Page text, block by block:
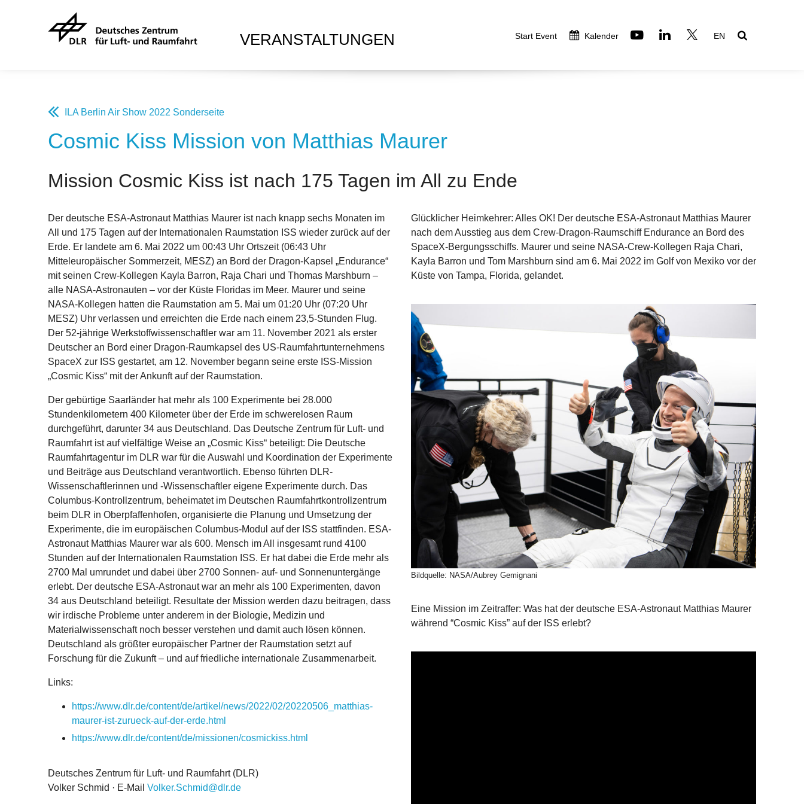
VERANSTALTUNGEN Start Event Kalender EN
ILA Berlin Air Show 2022 Sonderseite
Cosmic Kiss Mission von Matthias Maurer
Mission Cosmic Kiss ist nach 175 Tagen im All zu Ende
Der deutsche ESA-Astronaut Matthias Maurer ist nach knapp sechs Monaten im
All und 175 Tagen auf der Internationalen Raumstation ISS wieder zurück auf der
Erde. Er landete am 6. Mai 2022 um 00:43 Uhr Ortszeit (06:43 Uhr
Mitteleuropäischer Sommerzeit, MESZ) an Bord der Dragon-Kapsel „Endurance“
mit seinen Crew-Kollegen Kayla Barron, Raja Chari und Thomas Marshburn –
alle NASA-Astronauten – vor der Küste Floridas im Meer. Maurer und seine
NASA-Kollegen hatten die Raumstation am 5. Mai um 01:20 Uhr (07:20 Uhr
MESZ) Uhr verlassen und erreichten die Erde nach einem 23,5-Stunden Flug.
Der 52-jährige Werkstoffwissenschaftler war am 11. November 2021 als erster
Deutscher an Bord einer Dragon-Raumkapsel des US-Raumfahrtunternehmens
SpaceX zur ISS gestartet, am 12. November begann seine erste ISS-Mission
„Cosmic Kiss“ mit der Ankunft auf der Raumstation.
Der gebürtige Saarländer hat mehr als 100 Experimente bei 28.000
Stundenkilometern 400 Kilometer über der Erde im schwerelosen Raum
durchgeführt, darunter 34 aus Deutschland. Das Deutsche Zentrum für Luft- und
Raumfahrt ist auf vielfältige Weise an „Cosmic Kiss“ beteiligt: Die Deutsche
Raumfahrtagentur im DLR war für die Auswahl und Koordination der Experimente
und Beiträge aus Deutschland verantwortlich. Ebenso führten DLR-
Wissenschaftlerinnen und -Wissenschaftler eigene Experimente durch. Das
Columbus-Kontrollzentrum, beheimatet im Deutschen Raumfahrtkontrollzentrum
beim DLR in Oberpfaffenhofen, organisierte die Planung und Umsetzung der
Experimente, die im europäischen Columbus-Modul auf der ISS stattfinden. ESA-
Astronaut Matthias Maurer war als 600. Mensch im All insgesamt rund 4100
Stunden auf der Internationalen Raumstation ISS. Er hat dabei die Erde mehr als
2700 Mal umrundet und dabei über 2700 Sonnen- auf- und Sonnenuntergänge
erlebt. Der deutsche ESA-Astronaut war an mehr als 100 Experimenten, davon
34 aus Deutschland beteiligt. Resultate der Mission werden dazu beitragen, dass
wir irdische Probleme unter anderem in der Biologie, Medizin und
Materialwissenschaft noch besser verstehen und damit auch lösen können.
Deutschland als größter europäischer Partner der Raumstation setzt auf
Forschung für die Zukunft – und auf friedliche internationale Zusammenarbeit.
Links:
https://www.dlr.de/content/de/artikel/news/2022/02/20220506_matthias-
maurer-ist-zurueck-auf-der-erde.html
https://www.dlr.de/content/de/missionen/cosmickiss.html
Deutsches Zentrum für Luft- und Raumfahrt (DLR)
Volker Schmid · E-Mail Volker.Schmid@dlr.de
Glücklicher Heimkehrer: Alles OK! Der deutsche ESA-Astronaut Matthias Maurer
nach dem Ausstieg aus dem Crew-Dragon-Raumschiff Endurance an Bord des
SpaceX-Bergungsschiffs. Maurer und seine NASA-Crew-Kollegen Raja Chari,
Kayla Barron und Tom Marshburn sind am 6. Mai 2022 im Golf von Mexiko vor der
Küste von Tampa, Florida, gelandet.
Bildquelle: NASA/Aubrey Gemignani
Eine Mission im Zeitraffer: Was hat der deutsche ESA-Astronaut Matthias Maurer
während “Cosmic Kiss” auf der ISS erlebt?